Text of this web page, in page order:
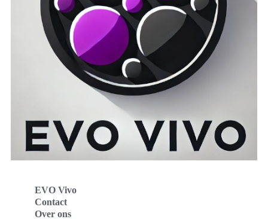
EVO Vivo
Contact
Over ons